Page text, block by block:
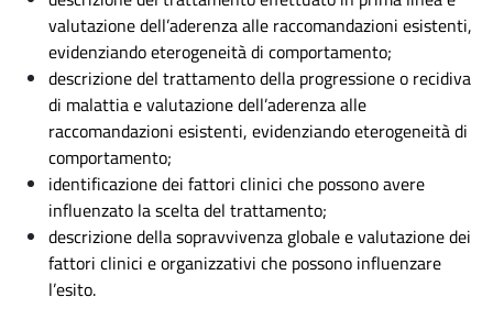
valutazione dell’aderenza alle raccomandazioni esistenti,
evidenziando eterogeneità di comportamento;
descrizione del trattamento della progressione o recidiva
di malattia e valutazione dell’aderenza alle
raccomandazioni esistenti, evidenziando eterogeneità di
comportamento;
identificazione dei fattori clinici che possono avere
influenzato la scelta del trattamento;
descrizione della sopravvivenza globale e valutazione dei
fattori clinici e organizzativi che possono influenzare
l’esito.